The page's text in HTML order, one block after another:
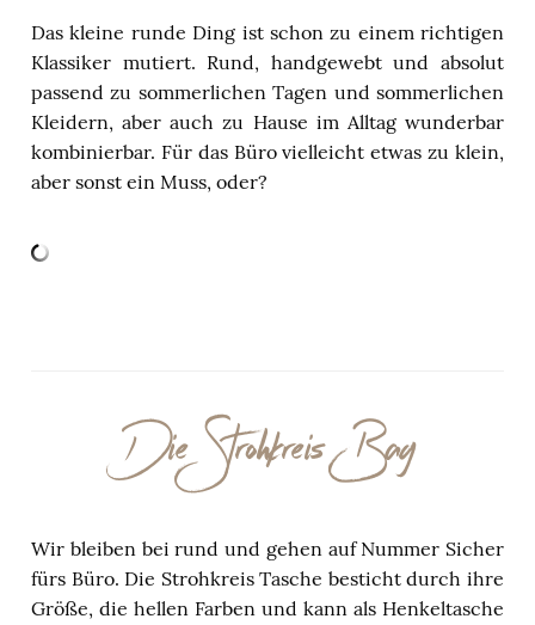
Das kleine runde Ding ist schon zu einem richtigen
Klassiker mutiert. Rund, handgewebt und absolut
passend zu sommerlichen Tagen und sommerlichen
Kleidern, aber auch zu Hause im Alltag wunderbar
kombinierbar. Für das Büro vielleicht etwas zu klein,
aber sonst ein Muss, oder?
Die Strohkreis Bag
Wir bleiben bei rund und gehen auf Nummer Sicher
fürs Büro. Die Strohkreis Tasche besticht durch ihre
Größe, die hellen Farben und kann als Henkeltasche